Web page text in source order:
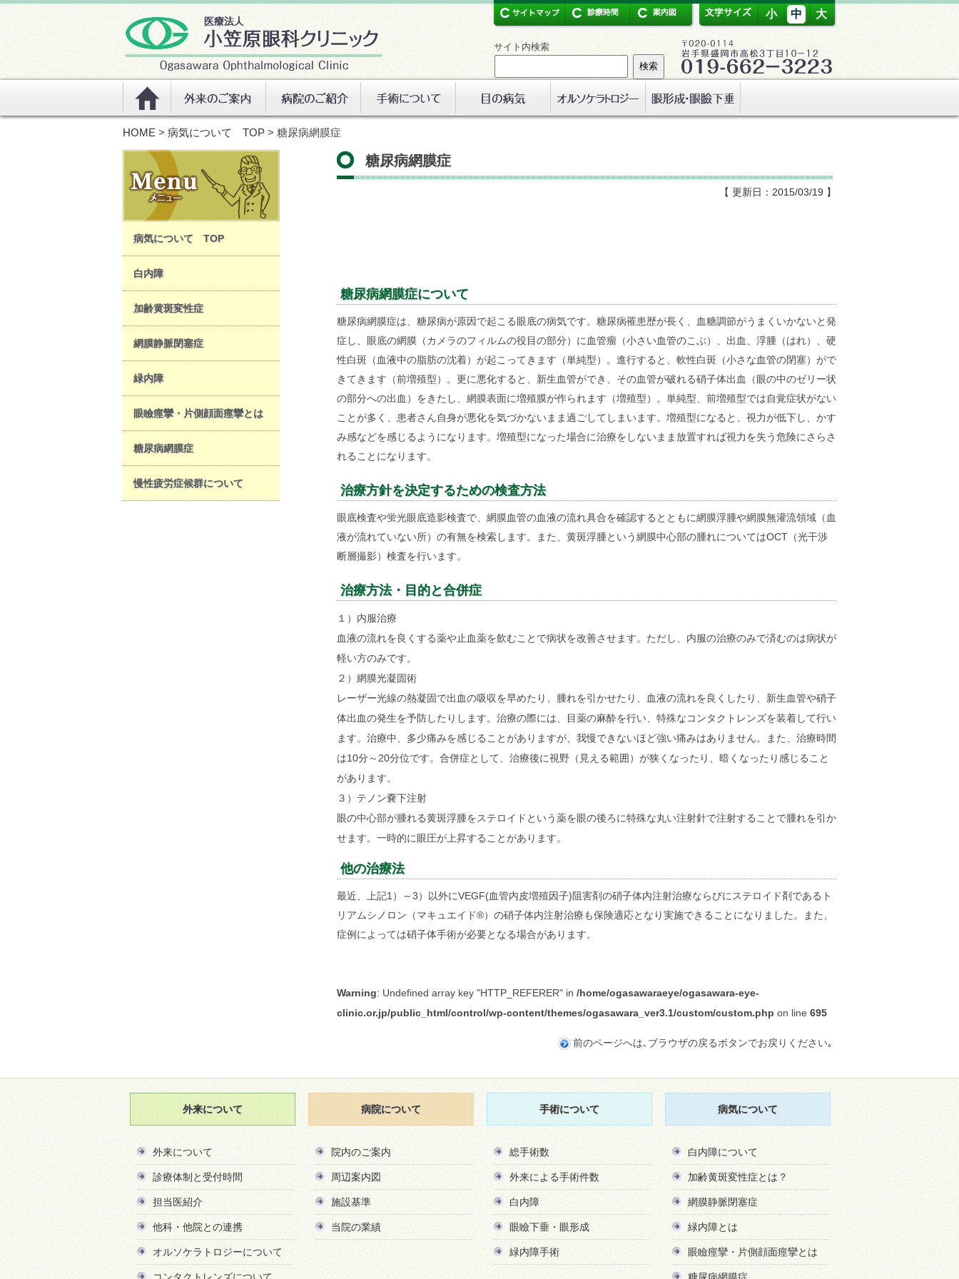
小 中 大
サイト内検索
HOME > 病気について TOP > 糖尿病網膜症
糖尿病網膜症
【 更新日：2015/03/19 】
糖尿病網膜症について
糖尿病網膜症は、糖尿病が原因で起こる眼底の病気です。糖尿病罹患歴が長く、血糖調節がうまくいかないと発
症し、眼底の網膜（カメラのフィルムの役目の部分）に血管瘤（小さい血管のこぶ）、出血、浮腫（はれ）、硬
性白斑（血液中の脂肪の沈着）が起こってきます（単純型）。進行すると、軟性白斑（小さな血管の閉塞）がで
きてきます（前増殖型）。更に悪化すると、新生血管ができ、その血管が破れる硝子体出血（眼の中のゼリー状
の部分への出血）をきたし、網膜表面に増殖膜が作られます（増殖型）。単純型、前増殖型では自覚症状がない
ことが多く、患者さん自身が悪化を気づかないまま過ごしてしまいます。増殖型になると、視力が低下し、かす
み感などを感じるようになります。増殖型になった場合に治療をしないまま放置すれば視力を失う危険にさらさ
れることになります。
治療方針を決定するための検査方法
眼底検査や蛍光眼底造影検査で、網膜血管の血液の流れ具合を確認するとともに網膜浮腫や網膜無灌流領域（血
液が流れていない所）の有無を検索します。また、黄斑浮腫という網膜中心部の腫れについてはOCT（光干渉
断層撮影）検査を行います。
治療方法・目的と合併症
１）内服治療
血液の流れを良くする薬や止血薬を飲むことで病状を改善させます。ただし、内服の治療のみで済むのは病状が
軽い方のみです。
２）網膜光凝固術
レーザー光線の熱凝固で出血の吸収を早めたり、腫れを引かせたり、血液の流れを良くしたり、新生血管や硝子
体出血の発生を予防したりします。治療の際には、目薬の麻酔を行い、特殊なコンタクトレンズを装着して行い
ます。治療中、多少痛みを感じることがありますが、我慢できないほど強い痛みはありません。また、治療時間
は10分～20分位です。合併症として、治療後に視野（見える範囲）が狭くなったり、暗くなったり感じること
があります。
３）テノン嚢下注射
眼の中心部が腫れる黄斑浮腫をステロイドという薬を眼の後ろに特殊な丸い注射針で注射することで腫れを引か
せます。一時的に眼圧が上昇することがあります。
他の治療法
最近、上記1）～3）以外にVEGF(血管内皮増殖因子)阻害剤の硝子体内注射治療ならびにステロイド剤であるト
リアムシノロン（マキュエイド®）の硝子体内注射治療も保険適応となり実施できることになりました。また、
症例によっては硝子体手術が必要となる場合があります。
Warning: Undefined array key "HTTP_REFERER" in /home/ogasawaraeye/ogasawara-eye-
clinic.or.jp/public_html/control/wp-content/themes/ogasawara_ver3.1/custom/custom.php on line 695
前のページへは､ブラウザの戻るボタンでお戻りください｡
病気について TOP
白内障
加齢黄斑変性症
網膜静脈閉塞症
緑内障
眼瞼痙攣・片側顔面痙攣とは
糖尿病網膜症
慢性疲労症候群について
外来について
外来について
診療体制と受付時間
担当医紹介
他科・他院との連携
オルソケラトロジーについて
病院について
院内のご案内
周辺案内図
施設基準
当院の業績
手術について
総手術数
外来による手術件数
白内障
眼瞼下垂・眼形成
緑内障手術
病気について
白内障について
加齢黄斑変性症とは？
網膜静脈閉塞症
緑内障とは
眼瞼痙攣・片側顔面痙攣とは